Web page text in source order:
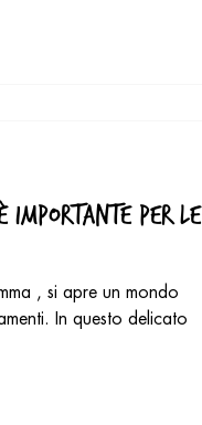
importante per le
, si apre un mondo
In questo delicato